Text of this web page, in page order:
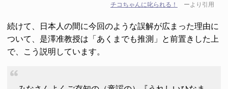
チコちゃんに叱られる！ ーより引用
続けて、日本人の間に今回のような誤解が広まった理由に
ついて、是澤准教授は「あくまでも推測」と前置きした上
で、こう説明しています。